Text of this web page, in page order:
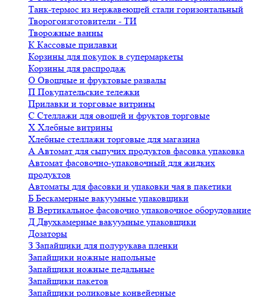
Танк-термос из нержавеющей стали горизонтальный
Творогоизготовители - ТИ
Творожные ванны
К Кассовые прилавки
Корзины для покупок в супермаркеты
Корзины для распродаж
О Овощные и фруктовые развалы
П Покупательские тележки
Прилавки и торговые витрины
С Стеллажи для овощей и фруктов торговые
Х Хлебные витрины
Хлебные стеллажи торговые для магазина
А Автомат для сыпучих продуктов фасовка упаковка
Автомат фасовочно-упаковочный для жидких
продуктов
Автоматы для фасовки и упаковки чая в пакетики
Б Бескамерные вакуумные упаковщики
В Вертикальное фасовочно упаковочное оборудование
Д Двухкамерные вакуумные упаковщики
Дозаторы
З Запайщики для полурукава пленки
Запайщики ножные напольные
Запайщики ножные педальные
Запайщики пакетов
Запайщики роликовые конвейерные